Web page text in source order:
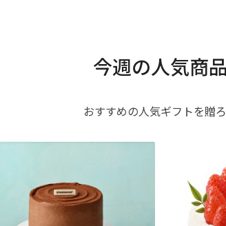
今週の人気商品
おすすめの人気ギフトを贈